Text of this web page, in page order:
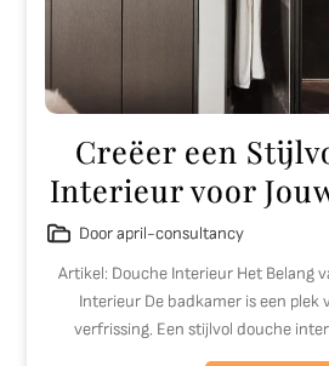
Creëer een
Interieur voor
Door april-consultancy
Artikel: Douche Interieur Het Belang
Interieur De badkamer is een plek
verfrissing. Een stijlvol douche